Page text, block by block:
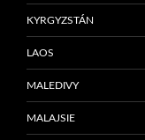
KYRGYZSTÁN
LAOS
MALEDIVY
MALAJSIE